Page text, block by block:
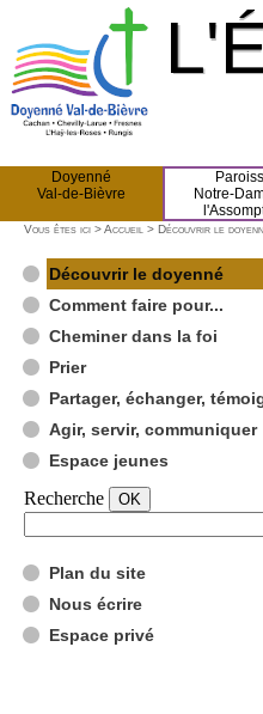
Doyenné
Val-de-Bièvre
Notre-
Vous êtes ici >Accueil > Découvrir le
Découvrir le doyenné
Comment faire pour...
Cheminer dans la foi
Prier
Partager, échanger,
Agir, servir, communiquer
Espace jeunes
Recherche
Plan du site
Nous écrire
Espace privé